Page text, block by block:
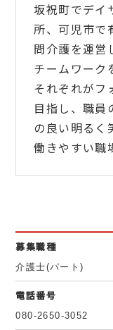
坂祝町でデイ
所、可児市で
問介護を運営
チームワーク
それぞれがフ
目指し、職員
の良い明るく
働きやすい職
募集職種
介護士(パート)
電話番号
080-2650-3052